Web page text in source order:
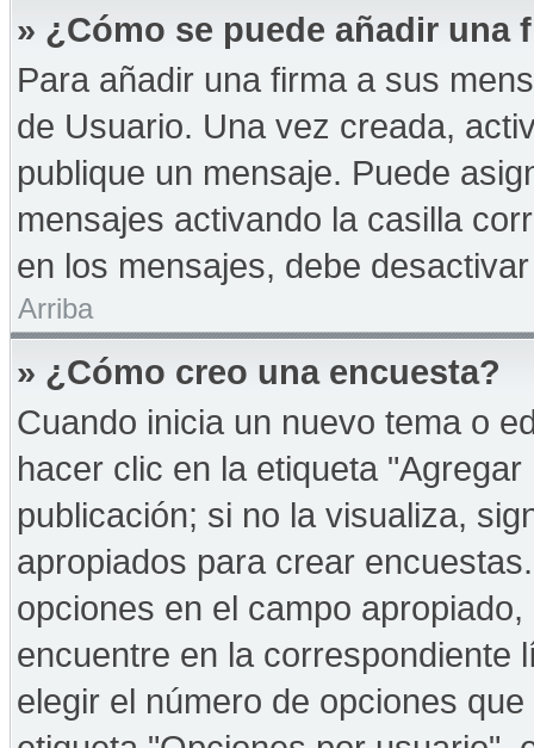
» ¿Cómo se puede añadir una
Para añadir una firma a sus
de Usuario. Una vez creada,
publique un mensaje. Puede
mensajes activando la casilla
en los mensajes, debe
Arriba
» ¿Cómo creo una encuesta?
Cuando inicia un nuevo tema o
hacer clic en la etiqueta
publicación; si no la visualiza,
apropiados para crear
opciones en el campo
encuentre en la correspondiente
elegir el número de opciones